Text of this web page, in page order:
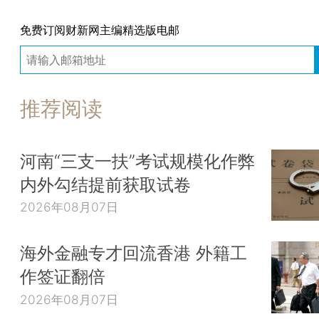
免费订阅财新网主编精选版电邮
推荐阅读
河南“三支一扶”考试规模化作弊
内外勾结提前获取试卷
2026年08月07日
海外金融专才回流香港 外籍工
作签证翻倍
2026年08月07日